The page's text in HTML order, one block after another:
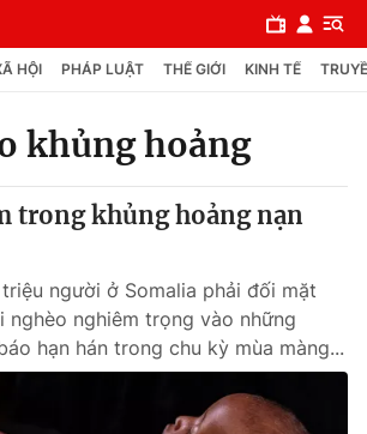
HỘI PHÁP LUẬT THẾ GIỚI KINH TẾ
khủng hoảng
trong khủng hoảng nạn
triệu người ở Somalia phải đối mặt
nghiêm trọng vào những
hạn hán trong chu kỳ mùa màng...